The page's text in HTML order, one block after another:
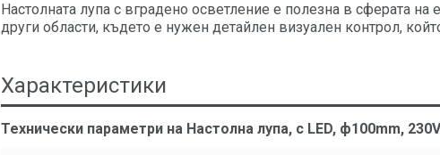
Настолната лупа с вградено осветление е полезна в сферата
други области, където е нужен детайлен визуален контрол,
Характеристики
Технически параметри на Настолна лупа, с LED, ф100mm,